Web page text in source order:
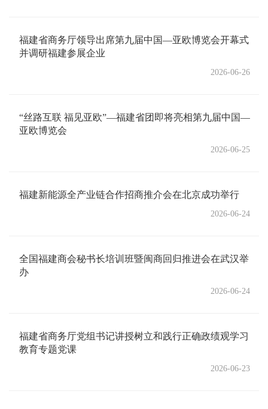
福建省商务厅领导出席第九届中国—亚欧博览会开幕式
并调研福建参展企业
2026-06-26
“丝路互联 福见亚欧”—福建省团即将亮相第九届中国—
亚欧博览会
2026-06-25
福建新能源全产业链合作招商推介会在北京成功举行
2026-06-24
全国福建商会秘书长培训班暨闽商回归推进会在武汉举
办
2026-06-24
福建省商务厅党组书记讲授树立和践行正确政绩观学习
教育专题党课
2026-06-23